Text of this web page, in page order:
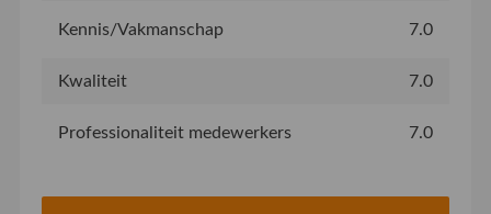
Kennis/Vakmanschap 7.0
Kwaliteit 7.0
Professionaliteit medewerkers 7.0